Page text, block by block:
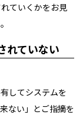
ていくかをお見
れていない
してシステムを
ない」とご指摘を